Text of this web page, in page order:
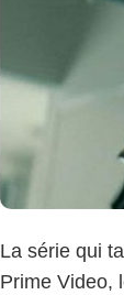
La série qui
Prime Video,